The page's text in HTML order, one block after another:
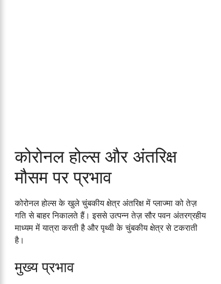
कोरोनल होल्स और अंतरिक्ष
मौसम पर प्रभाव
कोरोनल होल्स के खुले चुंबकीय क्षेत्र अंतरिक्ष में प्लाज्मा को तेज़
गति से बाहर निकालते हैं। इससे उत्पन्न तेज़ सौर पवन अंतरग्रहीय
माध्यम में यात्रा करती है और पृथ्वी के चुंबकीय क्षेत्र से टकराती
है।
मुख्य प्रभाव